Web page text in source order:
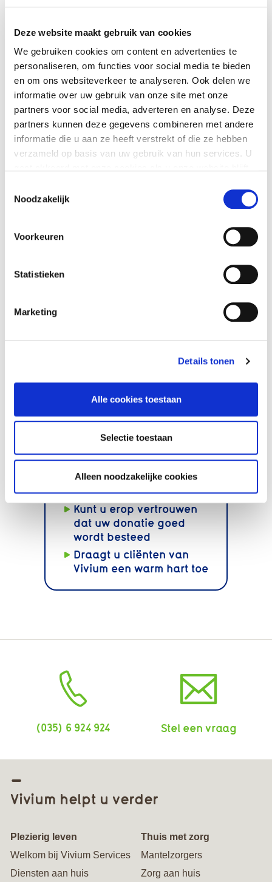
Deze website maakt gebruik van cookies
We gebruiken cookies om content en advertenties te
personaliseren, om functies voor social media te bieden
en om ons websiteverkeer te analyseren. Ook delen we
informatie over uw gebruik van onze site met onze
partners voor social media, adverteren en analyse. Deze
partners kunnen deze gegevens combineren met andere
informatie die u aan ze heeft verstrekt of die ze hebben
verzameld op basis van uw gebruik van hun services. U
Je kunt op elk moment je cookie-instellingen aanpassen
of je toestemming intrekken. Dit heeft geen gevolg voor
het rechtmatig gebruik van cookies voorafgaand aan
cookieverklaring
Noodzakelijk
Voorkeuren
Statistieken
Marketing
Details tonen
Alle cookies toestaan
Selectie toestaan
Alleen noodzakelijke cookies
schenken met belastingvoordeel
De Vrienden van Vivium gedenken in een
nalatenschap is een mooi en zeer
gewaardeerde manier om ons werk ook in de
toekomst mogelijk te maken.
Meer informatie
informeren u graag over de mogelijkheden. U
kunt telefonisch contact opnemen met de
stuur een mail naar:
Ja, ik steun de Vrienden
donateur.
Als u vriend wordt:
Kunnen we extra
activiteiten organiseren
Kunt u erop vertrouwen
dat uw donatie goed
wordt besteed
Draagt u cliënten van
Vivium een warm hart toe
(035) 6 924 924 Stel een vraag
Vivium helpt u verder
Plezierig leven
Welkom bij Vivium Services
Diensten aan huis
Thuis met zorg
Mantelzorgers
Zorg aan huis